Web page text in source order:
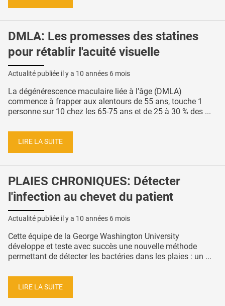
DMLA: Les promesses des statines
pour rétablir l'acuité visuelle
Actualité publiée il y a 10 années 6 mois
La dégénérescence maculaire liée à l’âge (DMLA)
commence à frapper aux alentours de 55 ans, touche 1
personne sur 10 chez les 65-75 ans et de 25 à 30 % des ...
LIRE LA SUITE
PLAIES CHRONIQUES: Détecter
l'infection au chevet du patient
Actualité publiée il y a 10 années 6 mois
Cette équipe de la George Washington University
développe et teste avec succès une nouvelle méthode
permettant de détecter les bactéries dans les plaies : un ...
LIRE LA SUITE